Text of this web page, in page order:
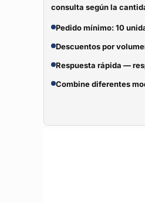
consulta según la
Pedido mínimo: 10
Descuentos por
Respuesta rápida —
Combine diferentes